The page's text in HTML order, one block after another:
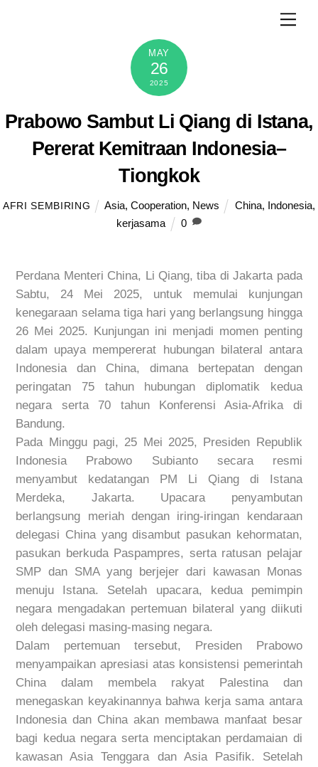
MAY
26
2025
Prabowo Sambut Li Qiang di Istana,
Pererat Kemitraan Indonesia–
Tiongkok
AFRI SEMBIRING Asia,Cooperation, News China, Indonesia,
kerjasama
0
Perdana Menteri China, Li Qiang, tiba di Jakarta pada
Sabtu, 24 Mei 2025, untuk memulai kunjungan
kenegaraan selama tiga hari yang berlangsung hingga
26 Mei 2025. Kunjungan ini menjadi momen penting
dalam upaya mempererat hubungan bilateral antara
Indonesia dan China, dimana bertepatan dengan
peringatan 75 tahun hubungan diplomatik kedua
negara serta 70 tahun Konferensi Asia-Afrika di
Bandung.
Pada Minggu pagi, 25 Mei 2025, Presiden Republik
Indonesia Prabowo Subianto secara resmi
menyambut kedatangan PM Li Qiang di Istana
Merdeka, Jakarta. Upacara penyambutan
berlangsung meriah dengan iring-iringan kendaraan
delegasi China yang disambut pasukan kehormatan,
pasukan berkuda Paspampres, serta ratusan pelajar
SMP dan SMA yang berjejer dari kawasan Monas
menuju Istana. Setelah upacara, kedua pemimpin
negara mengadakan pertemuan bilateral yang diikuti
oleh delegasi masing-masing negara.
Dalam pertemuan tersebut, Presiden Prabowo
menyampaikan apresiasi atas konsistensi pemerintah
China dalam membela rakyat Palestina dan
menegaskan keyakinannya bahwa kerja sama antara
Indonesia dan China akan membawa manfaat besar
bagi kedua negara serta menciptakan perdamaian di
kawasan Asia Tenggara dan Asia Pasifik. Setelah